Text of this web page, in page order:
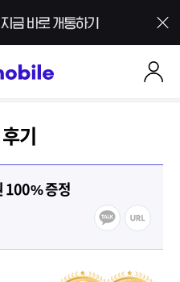
SK 7mobile
기
100% 증정